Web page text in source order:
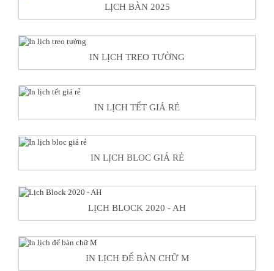
LỊCH BÀN 2025
IN LỊCH TREO TƯỜNG
IN LỊCH TẾT GIÁ RẺ
IN LỊCH BLOC GIÁ RẺ
LỊCH BLOCK 2020 - AH
IN LỊCH ĐỂ BÀN CHỮ M